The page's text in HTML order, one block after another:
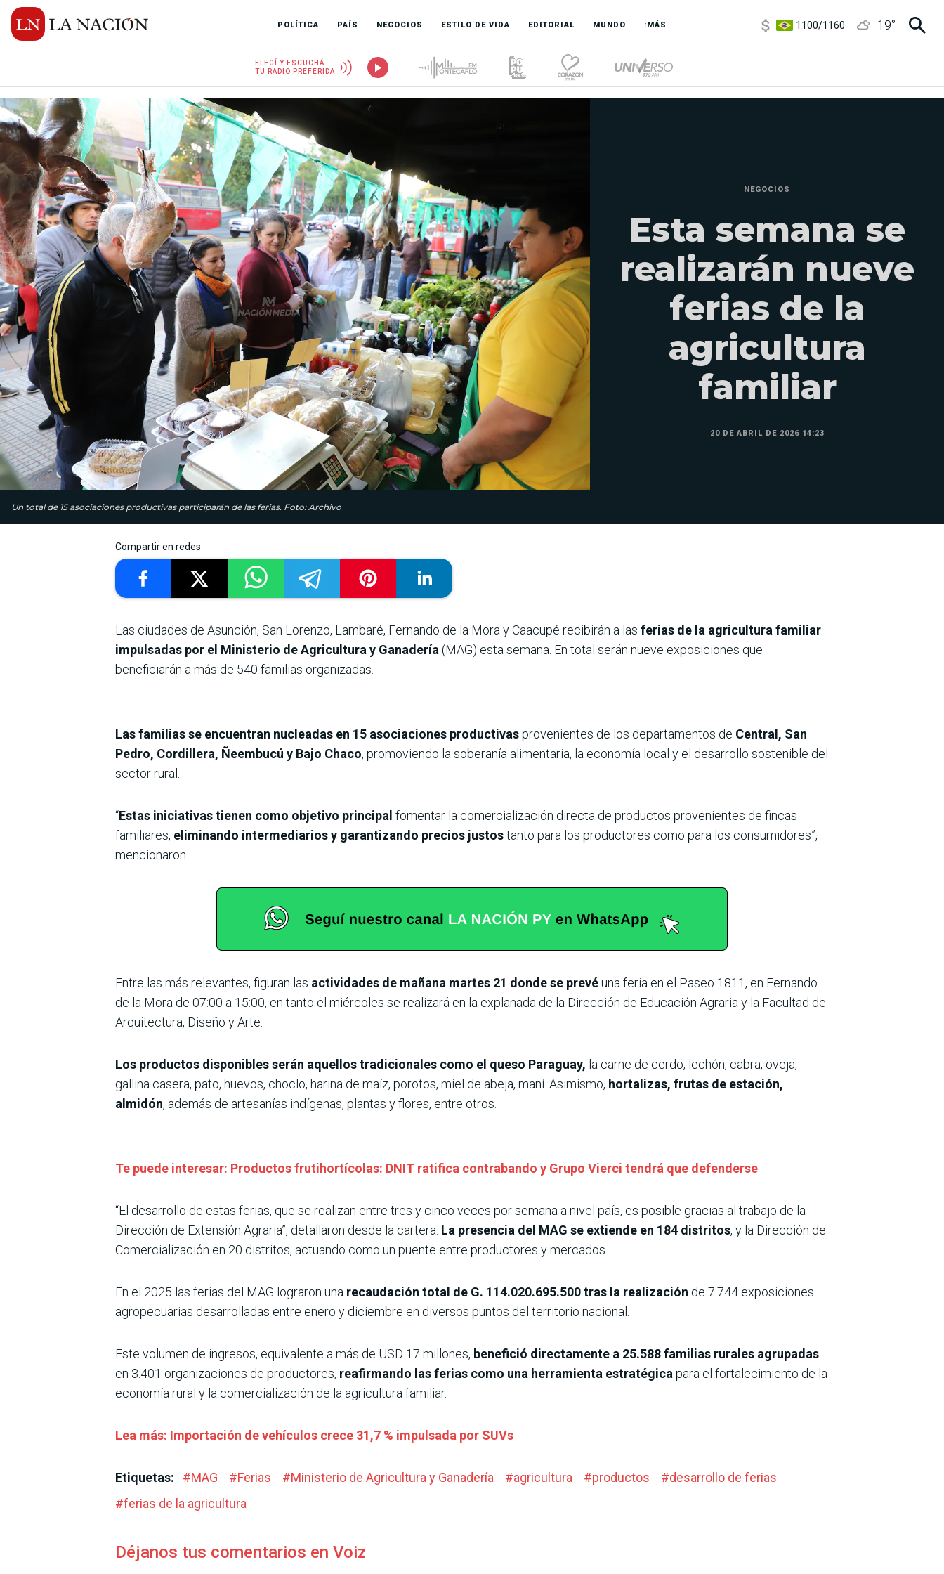
POLÍTICA PAÍS NEGOCIOS ESTILO DE VIDA EDITORIAL MUNDO :MÁS
3,8/4
19°
ELEGÍ Y ESCUCHÁ
TU RADIO PREFERIDA
Un total de 15 asociaciones productivas participarán de las ferias. Foto: Archivo
NEGOCIOS
Esta semana se
realizarán nueve
ferias de la
agricultura
familiar
20 DE ABRIL DE 2026 14:23
Compartir en redes
Las ciudades de Asunción, San Lorenzo, Lambaré, Fernando de la Mora y Caacupé recibirán a las ferias de la agricultura familiar
impulsadas por el Ministerio de Agricultura y Ganadería(MAG) esta semana. En total serán nueve exposiciones que
beneficiarán a más de 540 familias organizadas.
Las familias se encuentran nucleadas en 15 asociaciones productivasprovenientes de los departamentos de Central, San
Pedro, Cordillera, Ñeembucú y Bajo Chaco, promoviendo la soberanía alimentaria, la economía local y el desarrollo sostenible del
sector rural.
“Estas iniciativas tienen como objetivo principal fomentar la comercialización directa de productos provenientes de fincas
familiares, eliminando intermediarios y garantizando precios justostanto para los productores como para los consumidores”,
mencionaron.
Entre las más relevantes, figuran las actividades de mañana martes 21 donde se prevéuna feria en el Paseo 1811, en Fernando
de la Mora de 07:00 a 15:00, en tanto el miércoles se realizará en la explanada de la Dirección de Educación Agraria y la Facultad de
Arquitectura, Diseño y Arte.
Los productos disponibles serán aquellos tradicionales como el queso Paraguay, la carne de cerdo, lechón, cabra, oveja,
gallina casera, pato, huevos, choclo, harina de maíz, porotos, miel de abeja, maní. Asimismo, hortalizas, frutas de estación,
almidón, además de artesanías indígenas, plantas y flores, entre otros.
Te puede interesar: Productos frutihortícolas: DNIT ratifica contrabando y Grupo Vierci tendrá que defenderse
“El desarrollo de estas ferias, que se realizan entre tres y cinco veces por semana a nivel país, es posible gracias al trabajo de la
Dirección de Extensión Agraria”, detallaron desde la cartera. La presencia del MAG se extiende en 184 distritos, y la Dirección de
Comercialización en 20 distritos, actuando como un puente entre productores y mercados.
En el 2025 las ferias del MAG lograron una recaudación total de G. 114.020.695.500 tras la realización de 7.744 exposiciones
agropecuarias desarrolladas entre enero y diciembre en diversos puntos del territorio nacional.
Este volumen de ingresos, equivalente a más de USD 17 millones, benefició directamente a 25.588 familias rurales agrupadas
en 3.401 organizaciones de productores, reafirmando las ferias como una herramienta estratégicapara el fortalecimiento de la
economía rural y la comercialización de la agricultura familiar.
Lea más: Importación de vehículos crece 31,7 % impulsada por SUVs
Etiquetas: #MAG #Ferias #Ministerio de Agricultura y Ganadería #agricultura #productos #desarrollo de ferias
#ferias de la agricultura
Déjanos tus comentarios en Voiz